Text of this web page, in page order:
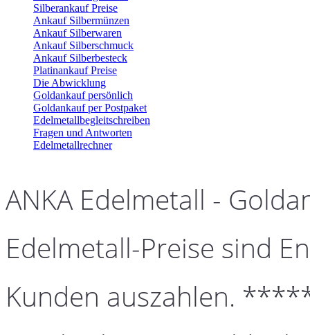
Silberankauf Preise
Ankauf Silbermünzen
Ankauf Silberwaren
Ankauf Silberschmuck
Ankauf Silberbesteck
Platinankauf Preise
Die Abwicklung
Goldankauf persönlich
Goldankauf per Postpaket
Edelmetallbegleitschreiben
Fragen und Antworten
Edelmetallrechner
ANKA Edelmetall -
Edelmetall-Preise sind
Kunden auszahlen.